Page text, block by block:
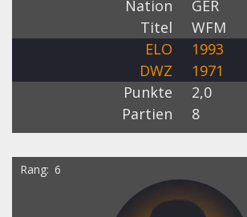
Nation
GER
Titel
WFM
ELO
1993
DWZ
1971
Punkte
2,0
Partien
8
Rang 6